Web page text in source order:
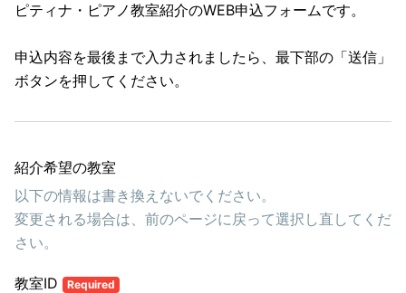
ピティナ・ピアノ教室紹介のWEB申込フォームです。
申込内容を最後まで入力されましたら、最下部の「送信」
ボタンを押してください。
紹介希望の教室
以下の情報は書き換えないでください。
変更される場合は、前のページに戻って選択し直してくだ
さい。
教室ID Required